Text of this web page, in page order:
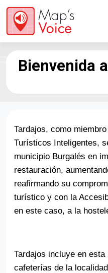
Pasar al contenido principal
Bienvenida
Tardajos, como
Turísticos Inteligentes,
municipio Burgalés en
restauración,
reafirmando su
turístico y con la
en este caso, a la
Tardajos incluye en
cafeterías de la